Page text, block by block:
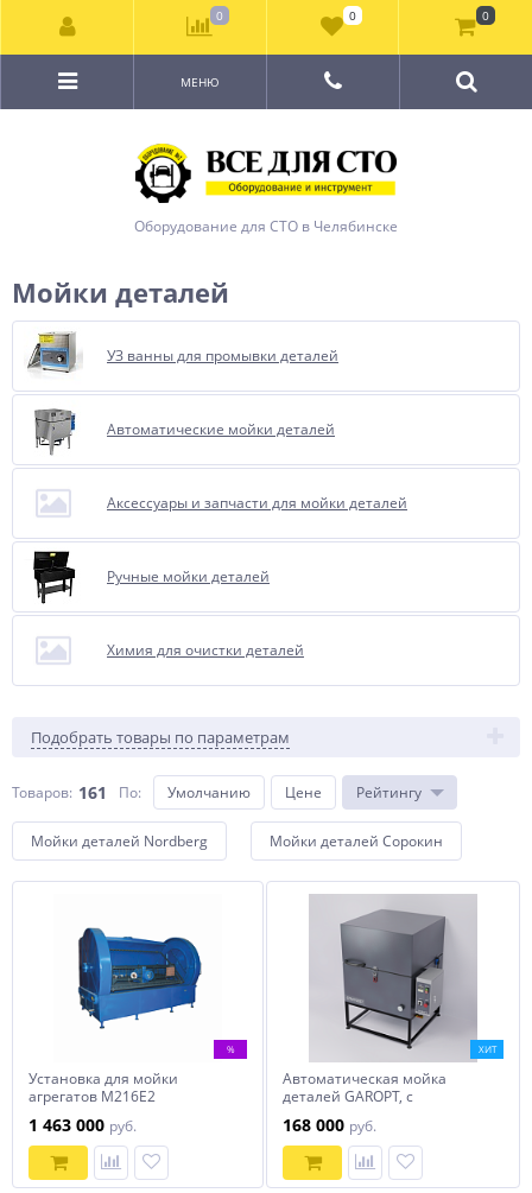
Оборудование для СТО в Челябинске
МЕНЮ
Мойки деталей
УЗ ванны для промывки деталей
Автоматические мойки деталей
Аксессуары и запчасти для мойки деталей
Ручные мойки деталей
Химия для очистки деталей
Подобрать товары по параметрам
Товаров: 161 По: Умолчанию Цене Рейтингу
Мойки деталей Nordberg Мойки деталей Сорокин
%
Установка для мойки
агрегатов М216Е2
1 463 000 руб.
ХИТ
Автоматическая мойка
деталей GAROPT, с
GTM700ST
168 000 руб.
0 0 0